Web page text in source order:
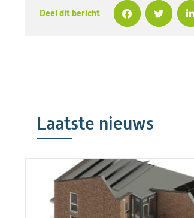
Deel dit bericht
Laatste nieuws